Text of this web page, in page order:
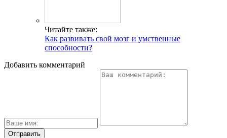
Читайте также:
Как развивать свой мозг и умственные
способности?
Добавить комментарий